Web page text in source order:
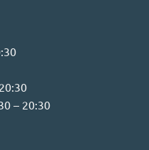
– 20:30